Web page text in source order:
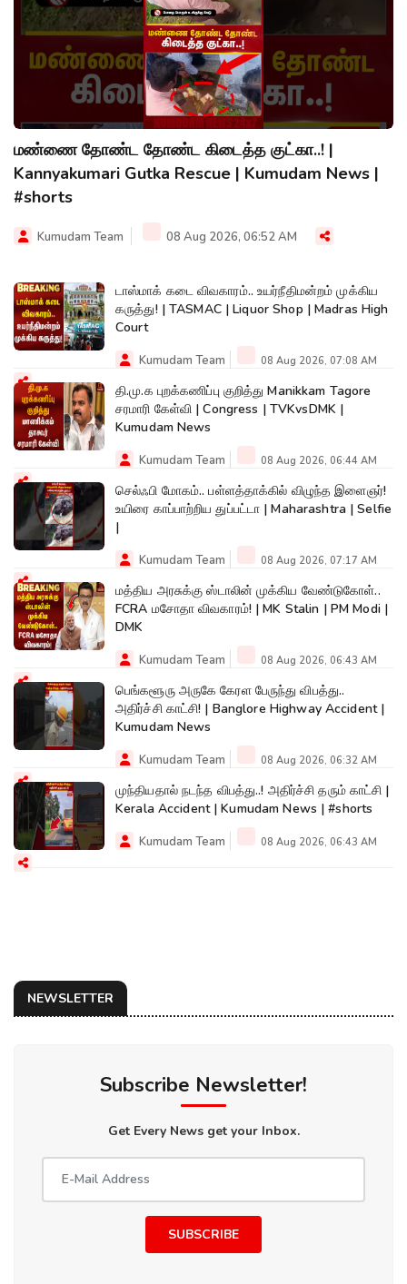
மண்ணை தோண்ட தோண்ட கிடைத்த குட்கா..! |
Kannyakumari Gutka Rescue | Kumudam News |
#shorts
Kumudam Team 08 Aug 2026, 06:52 AM
டாஸ்மாக் கடை விவகாரம்.. உயர்நீதிமன்றம் முக்கிய
கருத்து! | TASMAC | Liquor Shop | Madras High
Court
Kumudam Team 08 Aug 2026, 07:08 AM
தி.மு.க புறக்கணிப்பு குறித்து Manikkam Tagore
சரமாரி கேள்வி | Congress | TVKvsDMK |
Kumudam News
Kumudam Team 08 Aug 2026, 06:44 AM
செல்ஃபி மோகம்.. பள்ளத்தாக்கில் விழுந்த இளைஞர்!
உயிரை காப்பாற்றிய துப்பட்டா | Maharashtra | Selfie
|
Kumudam Team 08 Aug 2026, 07:17 AM
மத்திய அரசுக்கு ஸ்டாலின் முக்கிய வேண்டுகோள்..
FCRA மசோதா விவகாரம்! | MK Stalin | PM Modi |
DMK
Kumudam Team 08 Aug 2026, 06:43 AM
பெங்களூரு அருகே கேரள பேருந்து விபத்து..
அதிர்ச்சி காட்சி! | Banglore Highway Accident |
Kumudam News
Kumudam Team 08 Aug 2026, 06:32 AM
முந்தியதால் நடந்த விபத்து..! அதிர்ச்சி தரும் காட்சி |
Kerala Accident | Kumudam News | #shorts
Kumudam Team 08 Aug 2026, 06:43 AM
NEWSLETTER
Subscribe Newsletter!
Get Every News get your Inbox.
SUBSCRIBE